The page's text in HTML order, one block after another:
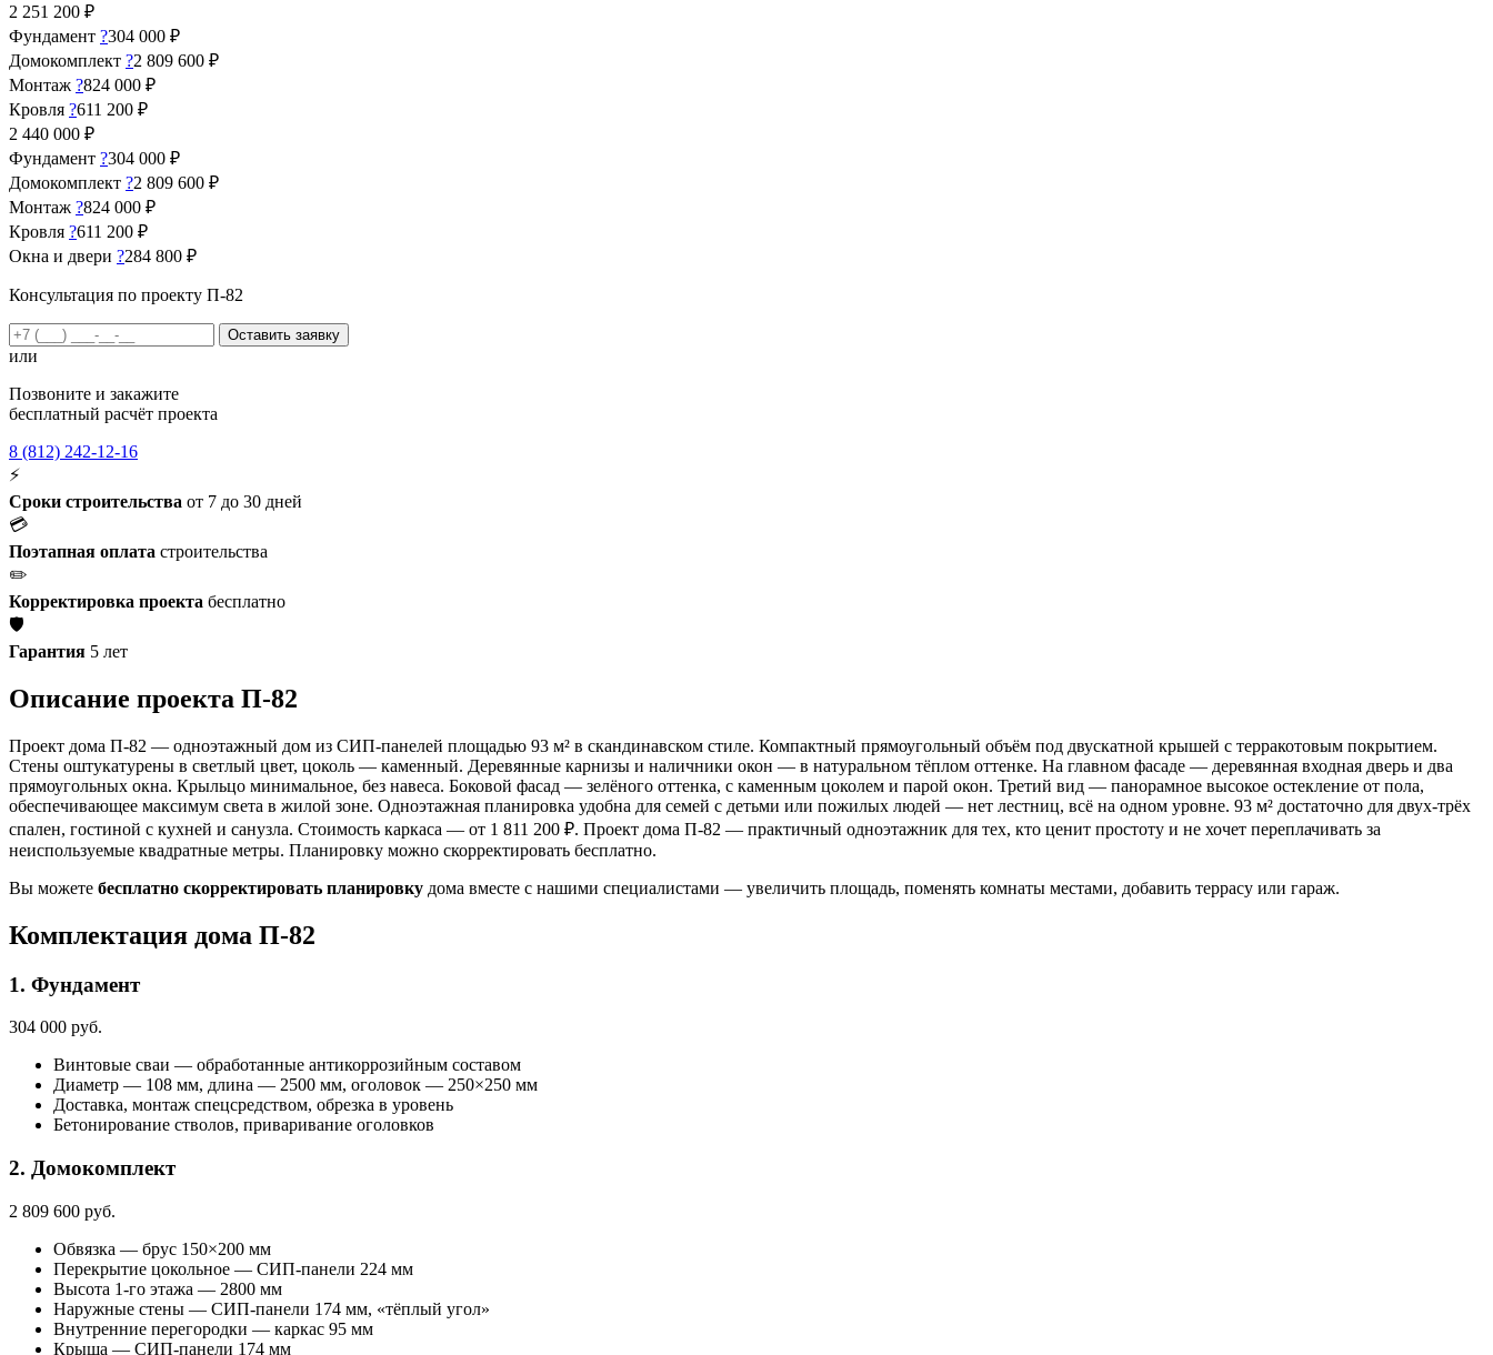
2 251 200 ₽
Фундамент ?304 000 ₽
Домокомплект ?2 809 600 ₽
Монтаж ?824 000 ₽
Кровля ?611 200 ₽
2 440 000 ₽
Фундамент ?304 000 ₽
Домокомплект ?2 809 600 ₽
Монтаж ?824 000 ₽
Кровля ?611 200 ₽
Окна и двери ?284 800 ₽
Консультация по проекту П-82
Оставить заявку
или
Позвоните и закажите
бесплатный расчёт проекта
8 (812) 242-12-16
⚡
Сроки строительства от 7 до 30 дней
💳
Поэтапная оплата строительства
✏️
Корректировка проекта бесплатно
🛡️
Гарантия 5 лет
Описание проекта П-82
Проект дома П-82 — одноэтажный дом из СИП-панелей площадью 93 м² в скандинавском стиле. Компактный прямоугольный объём под двускатной крышей с терракотовым покрытием.
Стены оштукатурены в светлый цвет, цоколь — каменный. Деревянные карнизы и наличники окон — в натуральном тёплом оттенке. На главном фасаде — деревянная входная дверь и два
прямоугольных окна. Крыльцо минимальное, без навеса. Боковой фасад — зелёного оттенка, с каменным цоколем и парой окон. Третий вид — панорамное высокое остекление от пола,
обеспечивающее максимум света в жилой зоне. Одноэтажная планировка удобна для семей с детьми или пожилых людей — нет лестниц, всё на одном уровне. 93 м² достаточно для двух-трёх
спален, гостиной с кухней и санузла. Стоимость каркаса — от 1 811 200 ₽. Проект дома П-82 — практичный одноэтажник для тех, кто ценит простоту и не хочет переплачивать за
неиспользуемые квадратные метры. Планировку можно скорректировать бесплатно.
Вы можете бесплатно скорректировать планировку дома вместе с нашими специалистами — увеличить площадь, поменять комнаты местами, добавить террасу или гараж.
Комплектация дома П-82
1. Фундамент
304 000 руб.
Винтовые сваи — обработанные антикоррозийным составом
Диаметр — 108 мм, длина — 2500 мм, оголовок — 250×250 мм
Доставка, монтаж спецсредством, обрезка в уровень
Бетонирование стволов, приваривание оголовков
2. Домокомплект
2 809 600 руб.
Обвязка — брус 150×200 мм
Перекрытие цокольное — СИП-панели 224 мм
Высота 1-го этажа — 2800 мм
Наружные стены — СИП-панели 174 мм, «тёплый угол»
Внутренние перегородки — каркас 95 мм
Крыша — СИП-панели 174 мм